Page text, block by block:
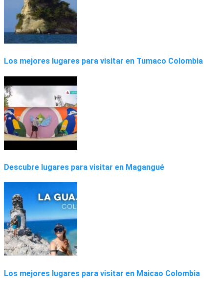
Los mejores lugares para visitar en Tumaco Colombia
Descubre lugares para visitar en Magangué
Los mejores lugares para visitar en Maicao Colombia